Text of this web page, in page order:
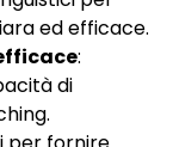
ed efficace.
:
di